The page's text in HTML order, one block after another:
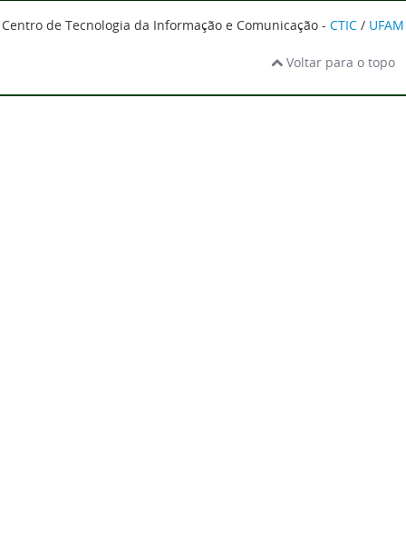
Centro de Tecnologia da Informação e Comunicação - CTIC / UFAM
Voltar para o topo